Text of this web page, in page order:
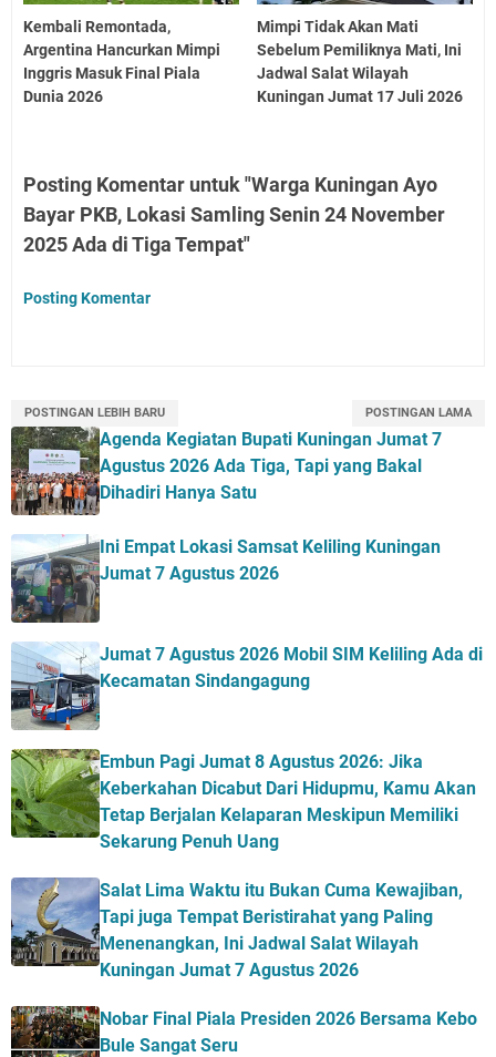
Kembali Remontada,
Argentina Hancurkan Mimpi
Inggris Masuk Final Piala
Dunia 2026
Mimpi Tidak Akan Mati
Sebelum Pemiliknya Mati, Ini
Jadwal Salat Wilayah
Kuningan Jumat 17 Juli 2026
Posting Komentar untuk "Warga Kuningan Ayo
Bayar PKB, Lokasi Samling Senin 24 November
2025 Ada di Tiga Tempat"
Posting Komentar
POSTINGAN LEBIH BARU POSTINGAN LAMA
Agenda Kegiatan Bupati Kuningan Jumat 7
Agustus 2026 Ada Tiga, Tapi yang Bakal
Dihadiri Hanya Satu
Ini Empat Lokasi Samsat Keliling Kuningan
Jumat 7 Agustus 2026
Jumat 7 Agustus 2026 Mobil SIM Keliling Ada di
Kecamatan Sindangagung
Embun Pagi Jumat 8 Agustus 2026: Jika
Keberkahan Dicabut Dari Hidupmu, Kamu Akan
Tetap Berjalan Kelaparan Meskipun Memiliki
Sekarung Penuh Uang
Salat Lima Waktu itu Bukan Cuma Kewajiban,
Tapi juga Tempat Beristirahat yang Paling
Menenangkan, Ini Jadwal Salat Wilayah
Kuningan Jumat 7 Agustus 2026
Nobar Final Piala Presiden 2026 Bersama Kebo
Bule Sangat Seru